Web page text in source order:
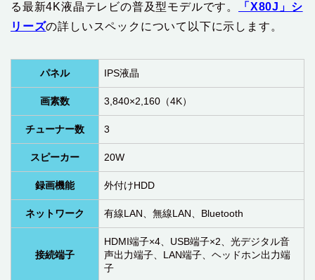
る最新4K液晶テレビの普及型モデルです。
「X80J」シ
リーズの詳しいスペックについて以下に示します。
パネル IPS液晶
画素数 3,840×2,160（4K）
チューナー数 3
スピーカー 20W
録画機能 外付けHDD
ネットワーク 有線LAN、無線LAN、Bluetooth
接続端子
HDMI端子×4、USB端子×2、光デジタル音
声出力端子、LAN端子、ヘッドホン出力端
子